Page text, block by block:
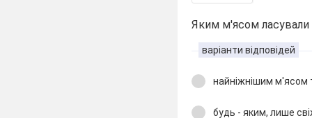
Яким м'ясом ласували
варіанти відповідей
найніжнішим м'ясом
будь - яким, лише